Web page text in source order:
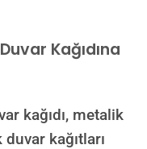
Kağıdına
kağıdı, metalik
kağıtları